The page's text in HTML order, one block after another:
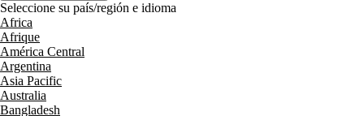
Seleccione su país/región e idioma
Africa
Afrique
América Central
Argentina
Asia Pacific
Australia
Bangladesh